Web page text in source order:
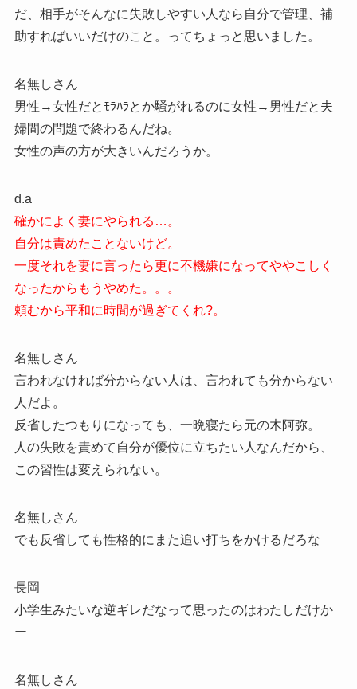
だ、相手がそんなに失敗しやすい人なら自分で管理、補
助すればいいだけのこと。ってちょっと思いました。
名無しさん
男性→女性だとﾓﾗﾊﾗとか騒がれるのに女性→男性だと夫
婦間の問題で終わるんだね。
女性の声の方が大きいんだろうか。
d.a
確かによく妻にやられる…。
自分は責めたことないけど。
一度それを妻に言ったら更に不機嫌になってややこしく
なったからもうやめた。。。
頼むから平和に時間が過ぎてくれ?。
名無しさん
言われなければ分からない人は、言われても分からない
人だよ。
反省したつもりになっても、一晩寝たら元の木阿弥。
人の失敗を責めて自分が優位に立ちたい人なんだから、
この習性は変えられない。
名無しさん
でも反省しても性格的にまた追い打ちをかけるだろな
長岡
小学生みたいな逆ギレだなって思ったのはわたしだけか
ー
名無しさん